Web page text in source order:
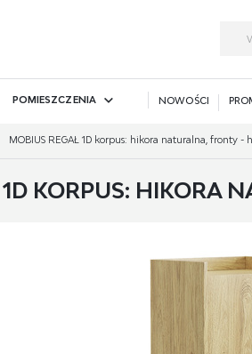
POMIESZCZENIA NOWOŚCI
MOBIUS REGAŁ 1D korpus: hikora naturalna, fronty -
KORPUS: HIKORA